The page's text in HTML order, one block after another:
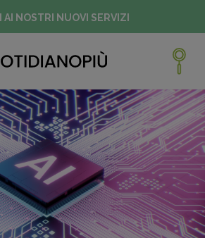
AI NOSTRI NUOVI SERVIZI